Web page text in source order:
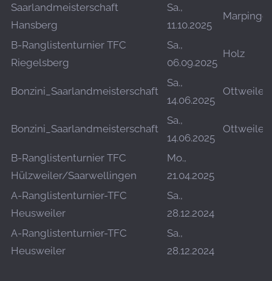
Saarlandmeisterschaft
Hansberg
Sa.,
11.10.2025
B-Ranglistenturnier TFC
Riegelsberg
Sa.,
06.09.2025
Holz
Bonzini_Saarlandmeisterschaft
Sa.,
14.06.2025
Ottweiler
Bonzini_Saarlandmeisterschaft
Sa.,
14.06.2025
Ottweiler
B-Ranglistenturnier TFC
Hülzweiler/Saarwellingen
Mo.,
21.04.2025
A-Ranglistenturnier-TFC
Heusweiler
Sa.,
28.12.2024
A-Ranglistenturnier-TFC
Heusweiler
Sa.,
28.12.2024